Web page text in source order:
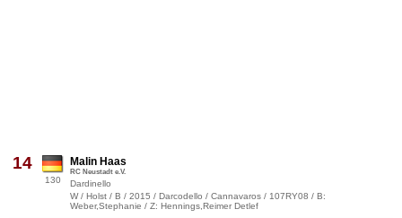
14
130
Malin Haas
RC Neustadt e.V.
Dardinello
W / Holst / B / 2015 / Darcodello / Cannavaros / 107RY08 / B:
Weber,Stephanie / Z: Hennings,Reimer Detlef